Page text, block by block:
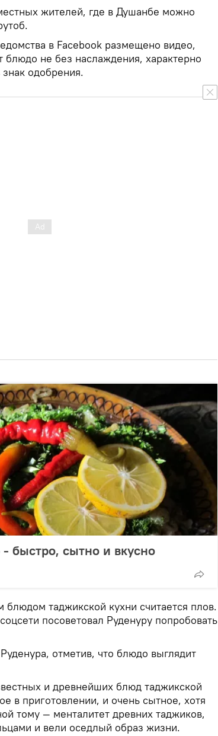
жителей, где в Душанбе можно
в Facebook размещено видео,
блюдо не без наслаждения, характерно
одобрения.
быстро, сытно и вкусно
блюдом таджикской кухни считается плов.
посоветовал Руденуру попробовать
отметив, что блюдо выглядит
и древнейших блюд таджикской
в приготовлении, и очень сытное, хотя
тому — менталитет древних таджиков,
и вели оседлый образ жизни.